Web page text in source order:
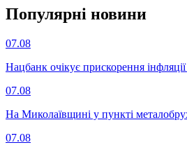
Популярнi новини
07.08
Нацбанк очікує прискорення
07.08
На Миколаївщині у пункті
07.08